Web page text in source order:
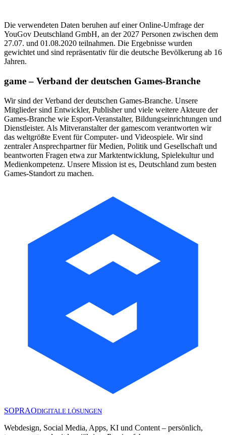
Die verwendeten Daten beruhen auf einer Online-Umfrage der
YouGov Deutschland GmbH, an der 2027 Personen zwischen dem
27.07. und 01.08.2020 teilnahmen. Die Ergebnisse wurden
gewichtet und sind repräsentativ für die deutsche Bevölkerung ab 16
Jahren.
game – Verband der deutschen Games-Branche
Wir sind der Verband der deutschen Games-Branche. Unsere
Mitglieder sind Entwickler, Publisher und viele weitere Akteure der
Games-Branche wie Esport-Veranstalter, Bildungseinrichtungen und
Dienstleister. Als Mitveranstalter der gamescom verantworten wir
das weltgrößte Event für Computer- und Videospiele. Wir sind
zentraler Ansprechpartner für Medien, Politik und Gesellschaft und
beantworten Fragen etwa zur Marktentwicklung, Spielekultur und
Medienkompetenz. Unsere Mission ist es, Deutschland zum besten
Games-Standort zu machen.
SOPRAODIGITALE LÖSUNGEN
Webdesign, Social Media, Apps, KI und Content – persönlich,